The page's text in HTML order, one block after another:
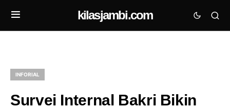
kilasjambi.com
INFORIAL
Survei Internal Bakri Bikin